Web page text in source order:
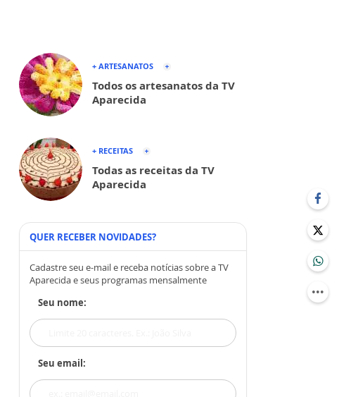
+ ARTESANATOS
Todos os artesanatos da TV
Aparecida
+ RECEITAS
Todas as receitas da TV
Aparecida
QUER RECEBER NOVIDADES?
Cadastre seu e-mail e receba notícias sobre a TV
Aparecida e seus programas mensalmente
Seu nome:
Seu email: